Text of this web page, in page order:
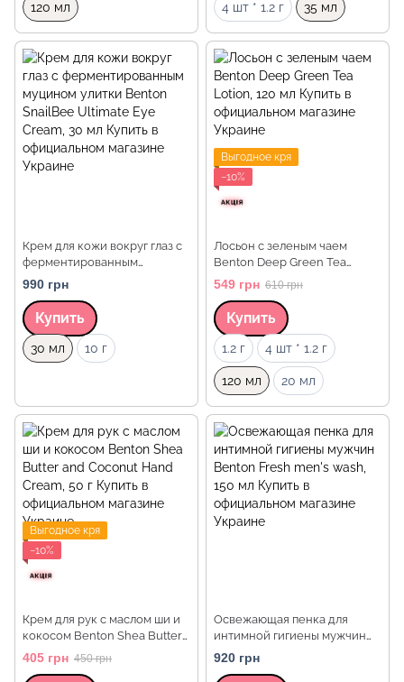
120 мл 4 шт * 1.2 г 35 мл
Крем для кожи вокруг глаз с
ферментированным
муцином улитки Benton
SnailBee Ultimate Eye Cream,
30 мл
990 грн
Купить
Объем
30 мл 10 г
Выгодное кря
−10%
Лосьон с зеленым чаем
Benton Deep Green Tea
Lotion, 120 мл
549 грн 610 грн
Купить
Объем
1.2 г 4 шт * 1.2 г
120 мл 20 мл
Выгодное кря
−10%
Крем для рук с маслом ши и
кокосом Benton Shea Butter
and Coconut Hand Cream, 50
405 грн 450 грн
Освежающая пенка для
интимной гигиены мужчин
Benton Fresh men's wash, 150
920 грн